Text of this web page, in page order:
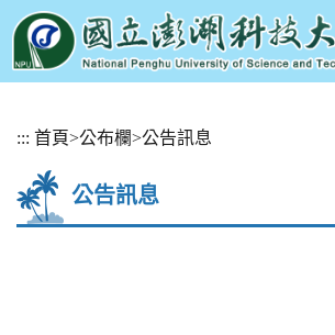
::: 首頁>公布欄>公告訊息
公告訊息